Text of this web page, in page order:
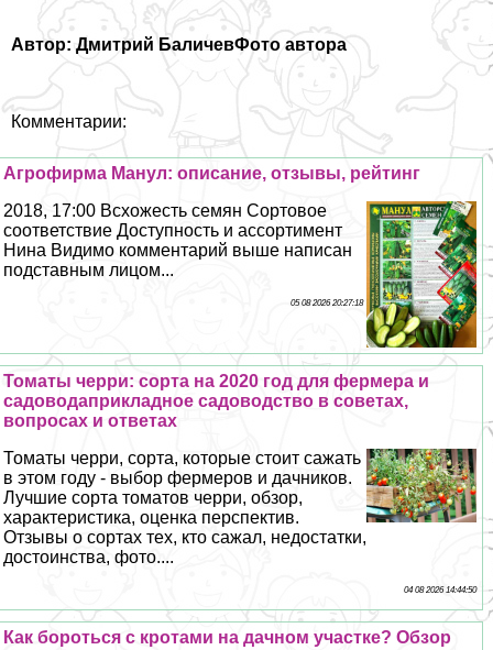
Автор: Дмитрий БаличевФото автора
Комментарии:
Агрофирма Манул: описание, отзывы, рейтинг
2018, 17:00 Всхожесть семян Сортовое
соответствие Доступность и ассортимент
Нина Видимо комментарий выше написан
подставным лицом...
05 08 2026 20:27:18
Томаты черри: сорта на 2020 год для фермера и
садоводаприкладное садоводство в советах,
вопросах и ответах
Томаты черри, сорта, которые стоит сажать
в этом году - выбор фермеров и дачников.
Лучшие сорта томатов черри, обзор,
хаpaктеристика, оценка перспектив.
Отзывы о сортах тех, кто сажал, недостатки,
достоинства, фото....
04 08 2026 14:44:50
Как бороться с кротами на дачном участке? Обзор